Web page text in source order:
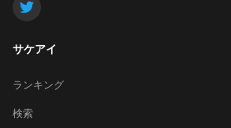
サケアイ
ランキング
検索